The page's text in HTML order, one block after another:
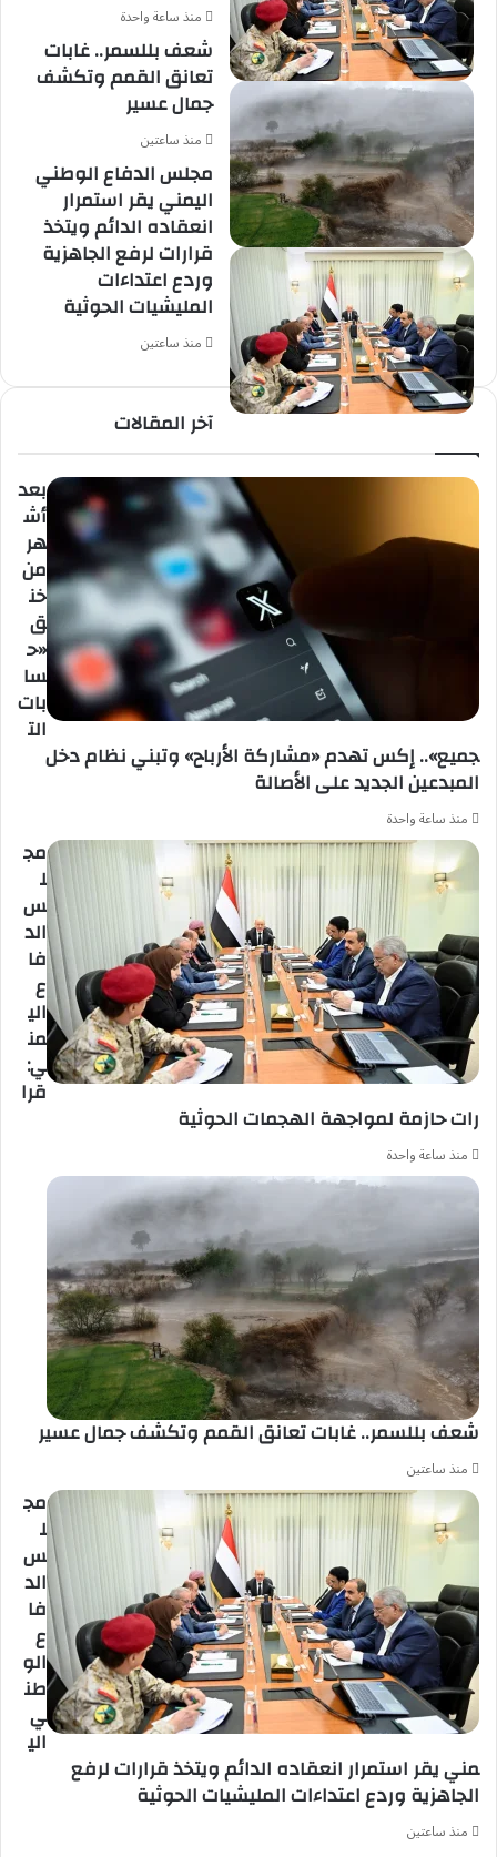
منذ ساعة واحدة
شعف بللسمر.. غابات
تعانق القمم وتكشف
جمال عسير
منذ ساعتين
مجلس الدفاع الوطني
اليمني يقر استمرار
انعقاده الدائم ويتخذ
قرارات لرفع الجاهزية
وردع اعتداءات
المليشيات الحوثية
منذ ساعتين
آخر المقالات
بعد
أش
هر
من
خن
ق
«ح
سا
بات
الت
جميع».. إكس تهدم «مشاركة الأرباح» وتبني نظام دخل
المبدعين الجديد على الأصالة
منذ ساعة واحدة
مج
ل
س
الد
فا
ع
الي
من
ي:
قرا
رات حازمة لمواجهة الهجمات الحوثية
منذ ساعة واحدة
شعف بللسمر.. غابات تعانق القمم وتكشف جمال عسير
منذ ساعتين
مج
ل
س
الد
فا
ع
الو
طن
ي
الي
مني يقر استمرار انعقاده الدائم ويتخذ قرارات لرفع
الجاهزية وردع اعتداءات المليشيات الحوثية
منذ ساعتين